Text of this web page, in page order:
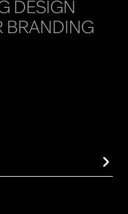
DESIGN
BRANDING